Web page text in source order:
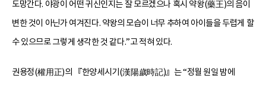
도망간다. 야광이 어떤 귀신인지는 잘 모르겠으나 혹시 약왕(藥王)의 음이
변한 것이 아닌가 여겨진다. 약왕의 모습이 너무 추하여 아이들을 두렵게 할
수 있으므로 그렇게 생각한 것 같다.”고 적혀 있다.
권용정(權用正)의 『한양세시기(漢陽歲時記)』는 “정월 원일 밤에